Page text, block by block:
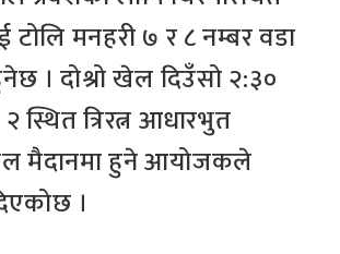
दुई टोलि मनहरी ७ र ८ नम्बर वडा
। दोश्रो खेल दिउँसो २:३०
स्थित त्रिरत्न आधारभुत
मैदानमा हुने आयोजकले
।